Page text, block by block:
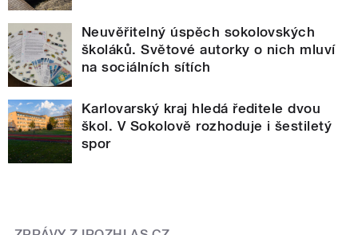
Neuvěřitelný úspěch sokolovských
školáků. Světové autorky o nich mluví
na sociálních sítích
Karlovarský kraj hledá ředitele dvou
škol. V Sokolově rozhoduje i šestiletý
spor